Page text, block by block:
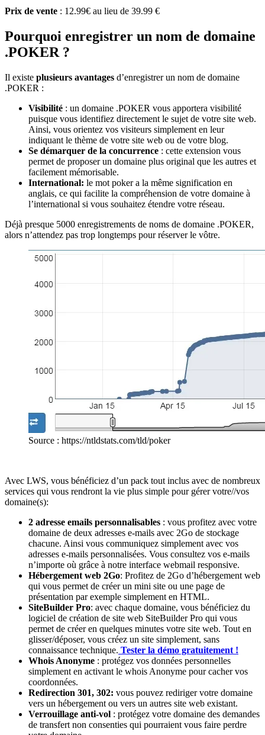
Prix de vente : 12.99€ au lieu de 39.99 €
Pourquoi enregistrer un nom de domaine
.POKER ?
Il existe plusieurs avantages d’enregistrer un nom de domaine
.POKER :
Visibilité : un domaine .POKER vous apportera visibilité
puisque vous identifiez directement le sujet de votre site web.
Ainsi, vous orientez vos visiteurs simplement en leur
indiquant le thème de votre site web ou de votre blog.
Se démarquer de la concurrence : cette extension vous
permet de proposer un domaine plus original que les autres et
facilement mémorisable.
International: le mot poker a la même signification en
anglais, ce qui facilite la compréhension de votre domaine à
l’international si vous souhaitez étendre votre réseau.
Déjà presque 5000 enregistrements de noms de domaine .POKER,
alors n’attendez pas trop longtemps pour réserver le vôtre.
Source : https://ntldstats.com/tld/poker
Avec LWS, vous bénéficiez d’un pack tout inclus avec de nombreux
services qui vous rendront la vie plus simple pour gérer votre//vos
domaine(s):
2 adresse emails personnalisables : vous profitez avec votre
domaine de deux adresses e-mails avec 2Go de stockage
chacune. Ainsi vous communiquez simplement avec vos
adresses e-mails personnalisées. Vous consultez vos e-mails
n’importe où grâce à notre interface webmail responsive.
Hébergement web 2Go: Profitez de 2Go d’hébergement web
qui vous permet de créer un mini site ou une page de
présentation par exemple simplement en HTML.
SiteBuilder Pro: avec chaque domaine, vous bénéficiez du
logiciel de création de site web SiteBuilder Pro qui vous
permet de créer en quelques minutes votre site web. Tout en
glisser/déposer, vous créez un site simplement, sans
connaissance technique. Tester la démo gratuitement !
Whois Anonyme : protégez vos données personnelles
simplement en activant le whois Anonyme pour cacher vos
coordonnées.
Redirection 301, 302: vous pouvez rediriger votre domaine
vers un hébergement ou vers un autres site web existant.
Verrouillage anti-vol : protégez votre domaine des demandes
de transfert non consenties qui pourraient vous faire perdre